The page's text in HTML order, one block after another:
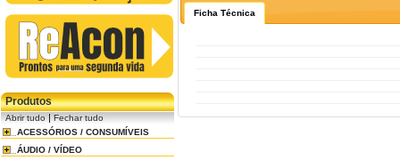
Produtos
Abrir tudo|Fechar tudo
ACESSÓRIOS / CONSUMÍVEIS
ÁUDIO / VÍDEO
Ficha Técnica